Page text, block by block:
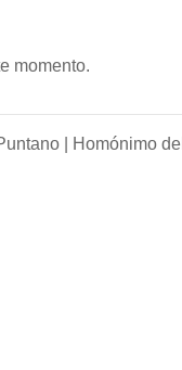
momento.
| Homónimo